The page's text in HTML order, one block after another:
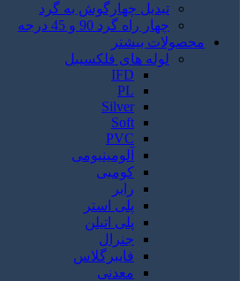
تبدیل چهارگوش به گرد
چهار راه گرد 90 و 45 درجه
محصولات بیشتر
لوله های فلکسیبل
IFD
PL
Silver
Soft
PVC
آلومینیومی
کومبی
رابر
پلی استر
پلی اتیلن
جنرال
فایبرگلاس
معدنی